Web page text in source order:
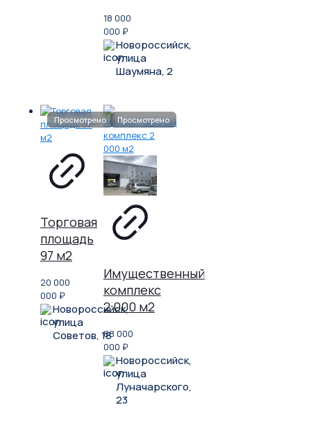
18 000
000 ₽
Новороссийск,
улица
Шаумяна, 2
Торговая
площадь
97 м2
20 000
000 ₽
Новороссийск,
улица
Советов, 18
Имущественный
комплекс
2 000 м2
88 000
000 ₽
Новороссийск,
улица
Луначарского,
23